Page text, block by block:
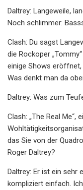
Daltrey: Langeweile,
Noch schlimmer:
Clash: Du sagst
die Rockoper
einige Shows
Was denkt man da
Daltrey: Was zum
Clash: „The Real Me“,
das Sie von der
Roger Daltrey?
Daltrey: Er ist ein sehr
kompliziert einfach.